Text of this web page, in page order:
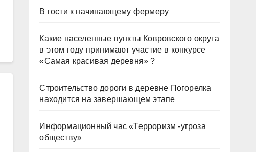
В гости к начинающему фермеру
Какие населенные пункты Ковровского округа
в этом году принимают участие в конкурсе
«Самая красивая деревня» ?
Строительство дороги в деревне Погорелка
находится на завершающем этапе
Информационный час «Терроризм -угроза
обществу»